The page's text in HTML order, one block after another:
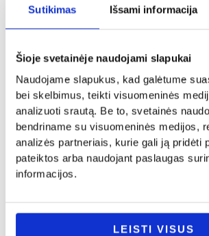
Sutikimas Išsami informacija
Šioje svetainėje naudojami slapukai
Naudojame slapukus, kad galėtume
bei skelbimus, teikti visuomeninės
analizuoti srautą. Be to, svetainės
bendriname su visuomeninės medijos,
analizės partneriais, kurie gali ją pridėti
pateiktos arba naudojant paslaugas
informacijos.
LEISTI VISUS
Vestuvės
Pjaustymo lentelė ”Medinių vestuvių
10.00€
Vestuvės
Į